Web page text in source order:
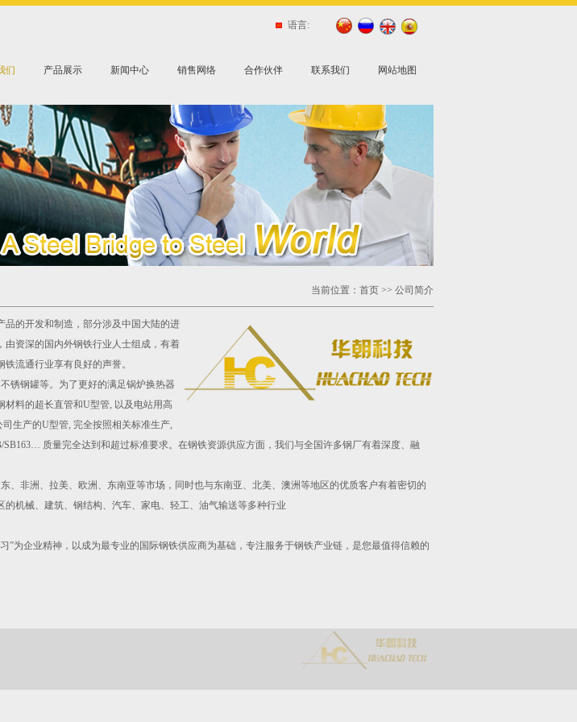
语言:
们 产品展示 新闻中心 销售网络 合作伙伴 联系我们 网站地图
当前位置： 首页>> 公司简介
的开发和制造，部分涉及中国大陆的进
资深的国内外钢铁行业人士组成，有着
流通行业享有良好的声誉。
锈钢罐等。为了更好的满足锅炉换热器
材料的超长直管和U型管, 以及电站用高
生产的U型管, 完全按照相关标准生产,
SB163… 质量完全达到和超过标准要求。在钢铁资源供应方面，我们与全国许多钢厂有着深度、融
非洲、拉美、欧洲、东南亚等市场，同时也与东南亚、北美、澳洲等地区的优质客户有着密切的
机械、建筑、钢结构、汽车、家电、轻工、油气输送等多种行业
”为企业精神，以成为最专业的国际钢铁供应商为基础，专注服务于钢铁产业链，是您最值得信赖的